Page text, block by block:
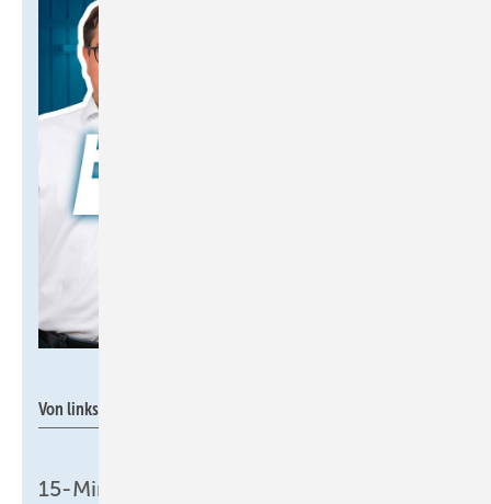
Von links: Dennis Jäger und Martin Sommer.
15-Minuten -Podcast „Das Handwerk: